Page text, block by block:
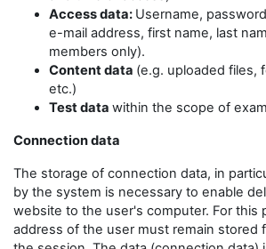
Access data: Username,
e-mail address, first name, last
members only).
Content data (e.g. uploaded files,
etc.)
Test data within the scope of
Connection data
The storage of connection data, in
by the system is necessary to enable
website to the user's computer. For this
address of the user must remain stored